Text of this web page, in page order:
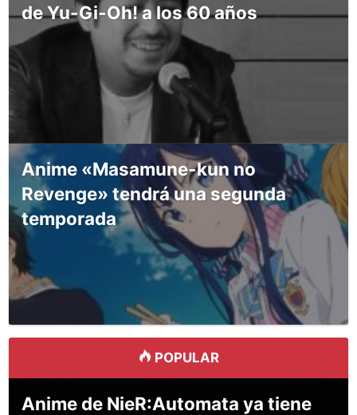
de Yu-Gi-Oh! a los 60 años
Anime «Masamune-kun no
Revenge» tendrá una segunda
temporada
POPULAR
Anime de NieR:Automata ya tiene